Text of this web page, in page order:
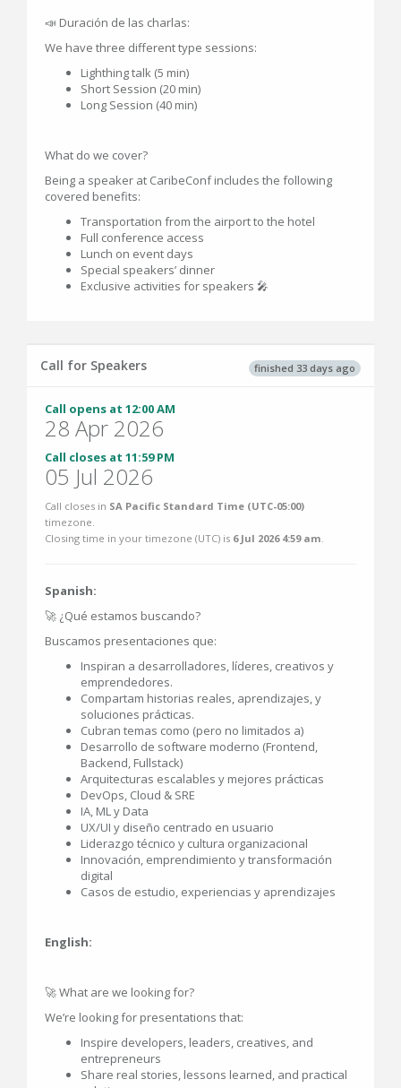
📣 Duración de las charlas:
We have three different type sessions:
Lighthing talk (5 min)
Short Session (20 min)
Long Session (40 min)
What do we cover?
Being a speaker at CaribeConf includes the following
covered benefits:
Transportation from the airport to the hotel
Full conference access
Lunch on event days
Special speakers’ dinner
Exclusive activities for speakers 🎤
finished 33 days ago
Call for Speakers
Call opens at 12:00 AM
28 Apr 2026
Call closes at 11:59 PM
05 Jul 2026
Call closes in SA Pacific Standard Time (UTC-05:00)
timezone.
Closing time in your timezone (UTC) is 6 Jul 2026 4:59 am.
Spanish:
🚀 ¿Qué estamos buscando?
Buscamos presentaciones que:
Inspiran a desarrolladores, líderes, creativos y
emprendedores.
Compartam historias reales, aprendizajes, y
soluciones prácticas.
Cubran temas como (pero no limitados a)
Desarrollo de software moderno (Frontend,
Backend, Fullstack)
Arquitecturas escalables y mejores prácticas
DevOps, Cloud & SRE
IA, ML y Data
UX/UI y diseño centrado en usuario
Liderazgo técnico y cultura organizacional
Innovación, emprendimiento y transformación
digital
Casos de estudio, experiencias y aprendizajes
English:
🚀 What are we looking for?
We’re looking for presentations that:
Inspire developers, leaders, creatives, and
entrepreneurs
Share real stories, lessons learned, and practical